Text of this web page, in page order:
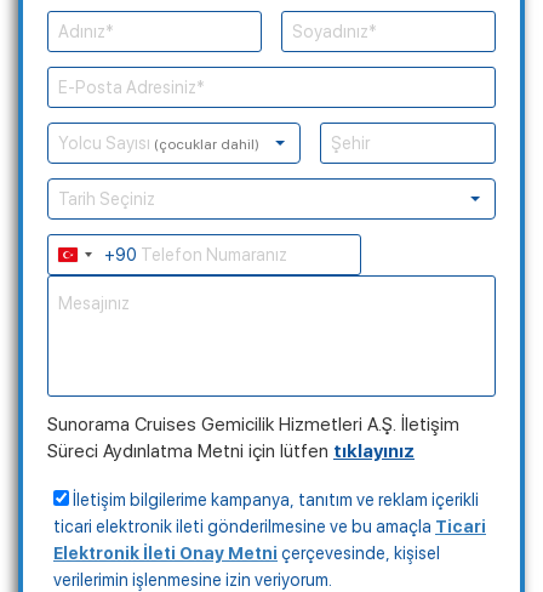
Yolcu Sayısı (çocuklar dahil)
Tarih Seçiniz
Turkey+90
Sunorama Cruises Gemicilik Hizmetleri A.Ş. İletişim
Süreci Aydınlatma Metni için lütfen tıklayınız
İletişim bilgilerime kampanya, tanıtım ve reklam içerikli
ticari elektronik ileti gönderilmesine ve bu amaçla Ticari
Elektronik İleti Onay Metni çerçevesinde, kişisel
verilerimin işlenmesine izin veriyorum.